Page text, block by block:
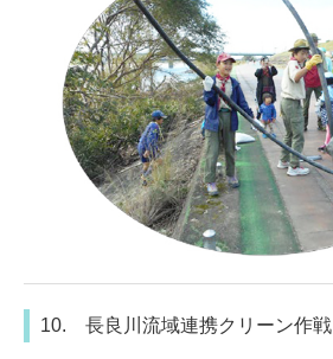
10. 長良川流域連携クリーン作戦